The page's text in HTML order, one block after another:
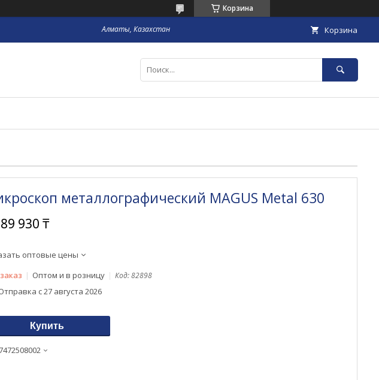
Корзина
Алматы, Казахстан Корзина
металлографический MAGUS Metal 630
930 ₸
оптовые цены
Оптом и в розницу Код:82898
с 27 августа 2026
Купить